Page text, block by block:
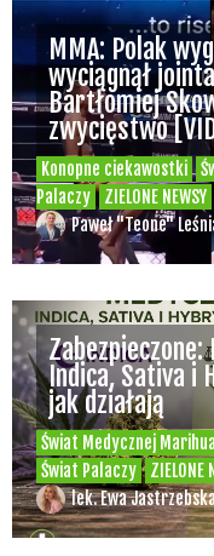
Konopne ciekawostki
Palaczy
ZIELONE NEWSY
MMA: Polak
wyciągnął
Bartłomiej
zwycięstwo
Paweł "Teone"
Świat Medycznej
Świat Palaczy
ZIELONE
Indica, Sativa i
jak działają
lek. Ewa